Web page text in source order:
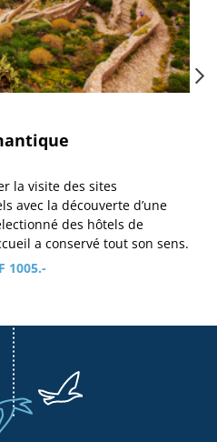
la visite des sites
avec la découverte d’une
des hôtels de
a conservé tout son sens.
1005.-